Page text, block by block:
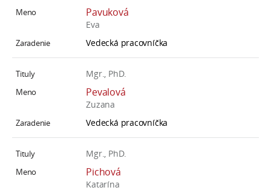
Pavuková
Eva
Vedecká pracovníčka
Mgr., PhD.
Pevalová
Zuzana
Vedecká pracovníčka
Mgr., PhD.
Pichová
Katarína